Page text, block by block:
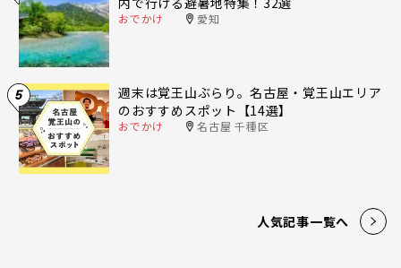
おでかけ 愛知
5
週末は覚王山ぶらり。名古屋・覚王山エリア
のおすすめスポット【14選】
おでかけ 名古屋 千種区
人気記事一覧へ